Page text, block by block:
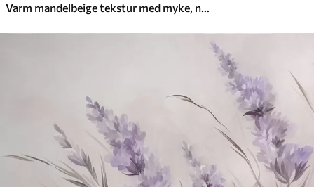
Varm mandelbeige tekstur med myke, naturlige fargeoverganger